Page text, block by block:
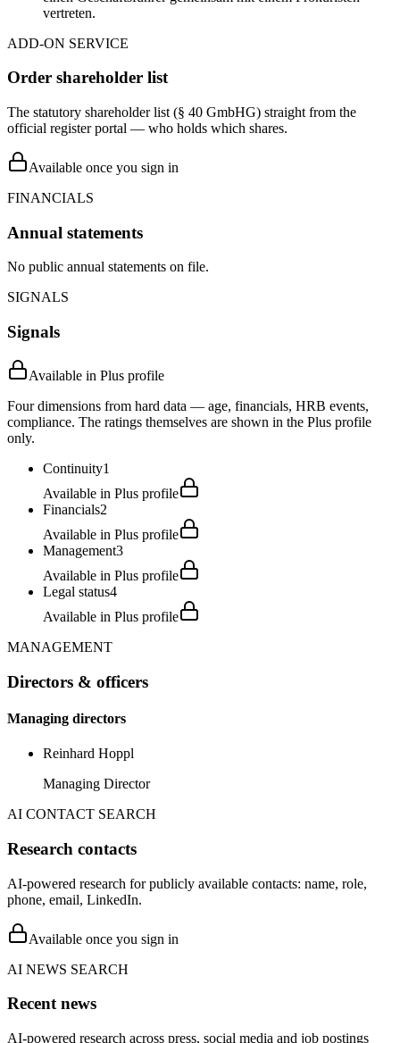
vertreten.
ADD-ON SERVICE
Order shareholder list
The statutory shareholder list (§ 40 GmbHG) straight from the
official register portal — who holds which shares.
Available once you sign in
FINANCIALS
Annual statements
No public annual statements on file.
SIGNALS
Signals
Available in Plus profile
Four dimensions from hard data — age, financials, HRB events,
compliance. The ratings themselves are shown in the Plus profile
only.
Continuity1
Available in Plus profile
Financials2
Available in Plus profile
Management3
Available in Plus profile
Legal status4
Available in Plus profile
MANAGEMENT
Directors & officers
Managing directors
Reinhard Hoppl
Managing Director
AI CONTACT SEARCH
Research contacts
AI-powered research for publicly available contacts: name, role,
phone, email, LinkedIn.
Available once you sign in
AI NEWS SEARCH
Recent news
AI-powered research across press, social media and job postings